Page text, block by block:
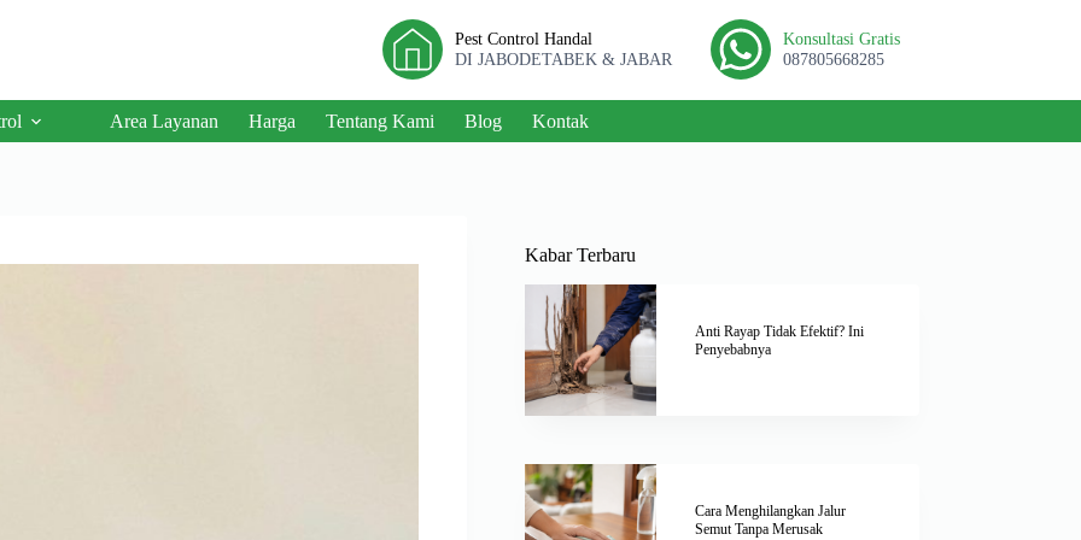
Pest Control Handal
DI JABODETABEK & JABAR
Konsultasi Gratis
087805668285
Area Layanan Harga Tentang Kami Blog Kontak
Kabar Terbaru
Anti Rayap Tidak Efektif? Ini
Penyebabnya
Cara Menghilangkan Jalur
Semut Tanpa Merusak